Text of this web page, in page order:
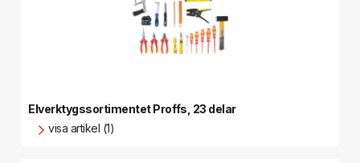
Elverktygssortimentet Proffs, 23 delar
visa artikel (1)